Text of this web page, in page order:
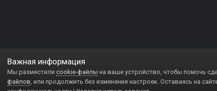
Важная информация
Мы разместили cookie-файлы на ваше устройство, чтобы помочь
файлов, или продолжить без изменения настроек. Оставаясь на